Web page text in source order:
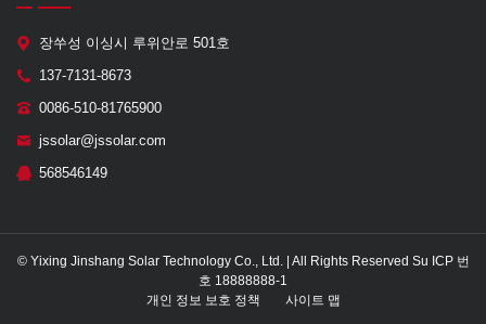
장쑤성 이싱시 루위안로 501호
137-7131-8673
0086-510-81765900
jssolar@jssolar.com
568546149
© Yixing Jinshang Solar Technology Co., Ltd. | All Rights Reserved Su ICP 번
호 18888888-1
개인 정보 보호 정책
사이트 맵